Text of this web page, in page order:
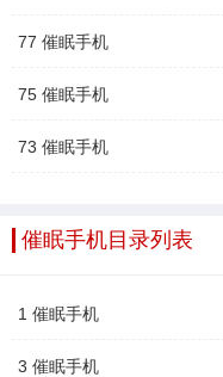
77 催眠手机
75 催眠手机
73 催眠手机
催眠手机目录列表
1 催眠手机
3 催眠手机